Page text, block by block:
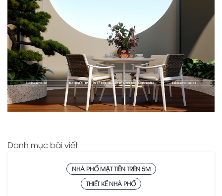
Danh mục bài viết
NHÀ PHỐ MẶT TIỀN TRÊN 5M
THIẾT KẾ NHÀ PHỐ